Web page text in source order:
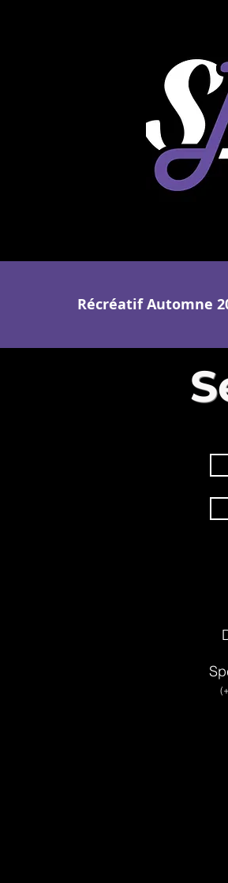
Récréatif Automne